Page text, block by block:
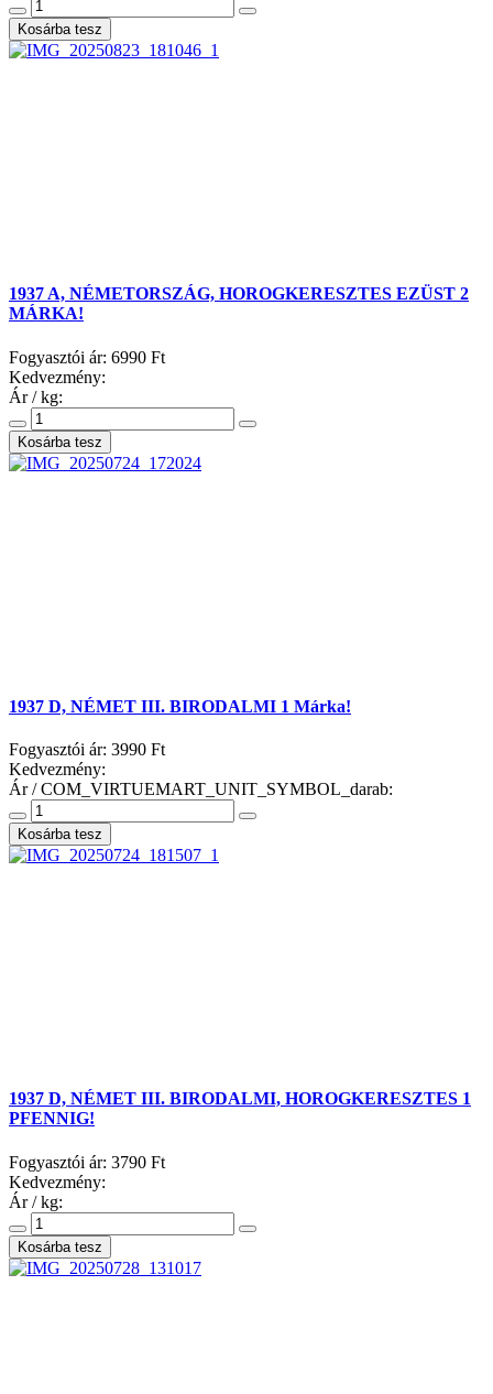
1937 A, NÉMETORSZÁG, HOROGKERESZTES EZÜST 2
MÁRKA!
Fogyasztói ár: 6990 Ft
Kedvezmény:
Ár / kg:
1937 D, NÉMET III. BIRODALMI 1 Márka!
Fogyasztói ár: 3990 Ft
Kedvezmény:
Ár / COM_VIRTUEMART_UNIT_SYMBOL_darab:
1937 D, NÉMET III. BIRODALMI, HOROGKERESZTES 1
PFENNIG!
Fogyasztói ár: 3790 Ft
Kedvezmény:
Ár / kg: